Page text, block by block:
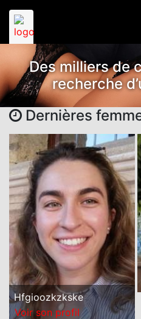
Des milliers de
recherche
Dernières
Hfgioozkzkske
Voir son profil